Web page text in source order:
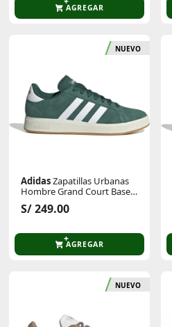
AGREGAR
NUEVO
AdidasZapatillas Urbanas
Hombre Grand Court Base
00s
S/ 249.00
AGREGAR
NUEVO